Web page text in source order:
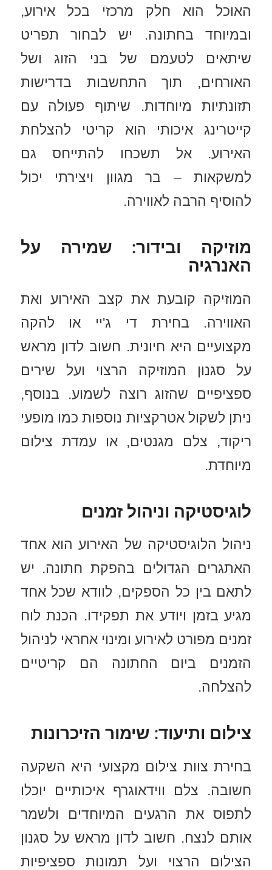
האוכל הוא חלק מרכזי בכל אירוע,
ובמיוחד בחתונה. יש לבחור תפריט
שיתאים לטעמם של בני הזוג ושל
האורחים, תוך התחשבות בדרישות
תזונתיות מיוחדות. שיתוף פעולה עם
קייטרינג איכותי הוא קריטי להצלחת
האירוע. אל תשכחו להתייחס גם
למשקאות – בר מגוון ויצירתי יכול
להוסיף הרבה לאווירה.
מוזיקה ובידור: שמירה על
האנרגיה
המוזיקה קובעת את קצב האירוע ואת
האווירה. בחירת די ג'יי או להקה
מקצועיים היא חיונית. חשוב לדון מראש
על סגנון המוזיקה הרצוי ועל שירים
ספציפיים שהזוג רוצה לשמוע. בנוסף,
ניתן לשקול אטרקציות נוספות כמו מופעי
ריקוד, צלם מגנטים, או עמדת צילום
מיוחדת.
לוגיסטיקה וניהול זמנים
ניהול הלוגיסטיקה של האירוע הוא אחד
האתגרים הגדולים בהפקת חתונה. יש
לתאם בין כל הספקים, לוודא שכל אחד
מגיע בזמן ויודע את תפקידו. הכנת לוח
זמנים מפורט לאירוע ומינוי אחראי לניהול
הזמנים ביום החתונה הם קריטיים
להצלחה.
צילום ותיעוד: שימור הזיכרונות
בחירת צוות צילום מקצועי היא השקעה
חשובה. צלם ווידאוגרף איכותיים יוכלו
לתפוס את הרגעים המיוחדים ולשמר
אותם לנצח. חשוב לדון מראש על סגנון
הצילום הרצוי ועל תמונות ספציפיות